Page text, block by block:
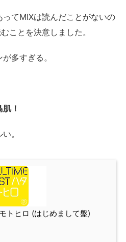
てMIXは読んだことがないの
ことを決意しました。
多すぎる。
！
。
トヒロ (はじめまして盤)